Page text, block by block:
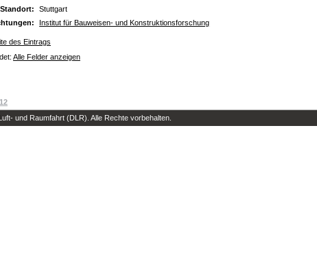
Standort:
Stuttgart
Institut für Bauweisen- und Konstruktionsforschung
des Eintrags
Alle Felder anzeigen
und Raumfahrt (DLR). Alle Rechte vorbehalten.